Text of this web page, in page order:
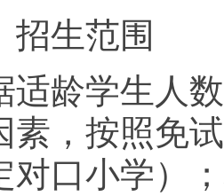
生范围
学生人数
素，按照免
对口小学）